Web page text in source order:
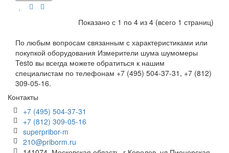
Показано с 1 по 4 из 4 (всего 1 страниц)
По любым вопросам связанным с характеристиками или
покупкой оборудования Измерители шума шумомеры
Testo вы всегда можете обратиться к нашим
специалистам по телефонам +7 (495) 504-37-31, +7 (812)
309-05-16.
Контакты
+7 (495) 504-37-31
+7 (812) 309-05-16
superpribor-m
210@priborm.ru